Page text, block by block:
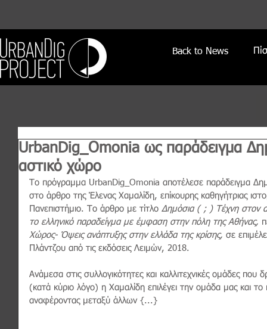
Back to News
UrbanDig_Omonia ως παράδειγμα
αστικό χώρο
Το πρόγραμμα UrbanDig_Omonia αποτέλεσε παράδειγμα
στο άρθρο της Έλενας Χαμαλίδη, επίκουρης καθηγήτριας
Πανεπιστήμιο. Το άρθρο με τίτλο Δημόσια ( ; ) Τέχνη στον
το ελληνικό παραδείγμα με έμφαση στην πόλη της Αθήνας,
Χώρος- Όψεις ανάπτυξης στην ελλάδα της κρίσης, σε
Πλάντζου από τις εκδόσεις Λειμών, 2018.
Ανάμεσα στις συλλογικότητες και καλλιτεχνικές ομάδες που
(κατά κύριο λόγο) η Χαμαλίδη επιλέγει την ομάδα μας και
αναφέροντας μεταξύ άλλων {...}